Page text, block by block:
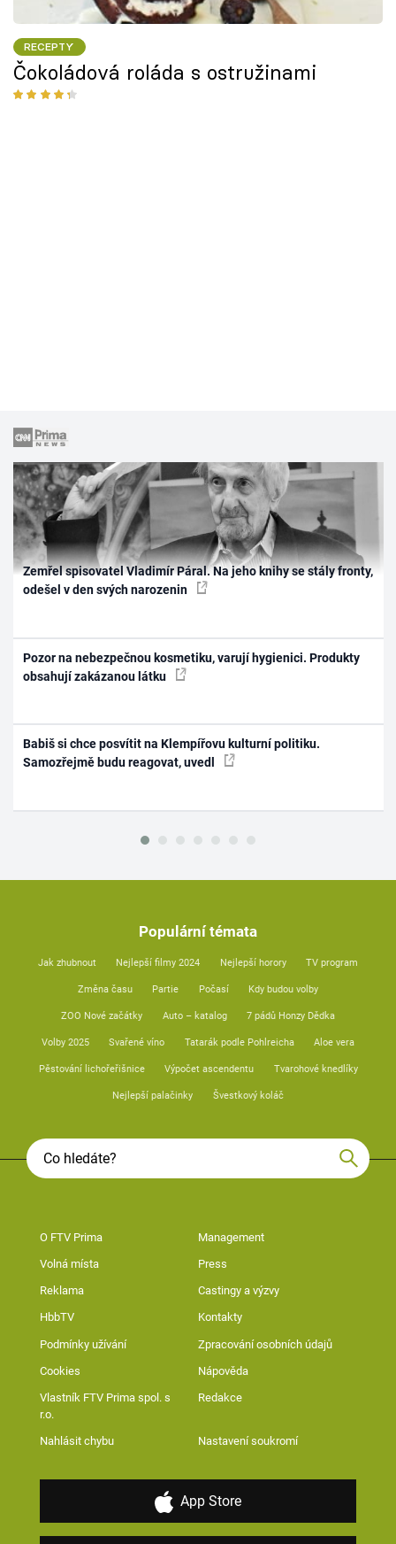
RECEPTY
Čokoládová roláda s ostružinami
Zemřel spisovatel Vladimír Páral. Na jeho knihy se stály fronty,
odešel v den svých narozenin
Pozor na nebezpečnou kosmetiku, varují hygienici. Produkty
obsahují zakázanou látku
Babiš si chce posvítit na Klempířovu kulturní politiku.
Samozřejmě budu reagovat, uvedl
Populární témata
Jak zhubnout Nejlepší filmy 2024 Nejlepší horory TV program
Změna času Partie Počasí Kdy budou volby
ZOO Nové začátky Auto – katalog 7 pádů Honzy Dědka
Volby 2025 Svařené víno Tatarák podle Pohlreicha Aloe vera
Pěstování lichořeřišnice Výpočet ascendentu Tvarohové knedlíky
Nejlepší palačinky Švestkový koláč
O FTV Prima Management
Volná místa Press
Reklama Castingy a výzvy
HbbTV Kontakty
Podmínky užívání Zpracování osobních údajů
Cookies Nápověda
Vlastník FTV Prima spol. s
r.o.
Redakce
Nahlásit chybu Nastavení soukromí
App Store